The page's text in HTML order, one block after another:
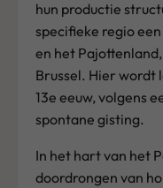
hun productie
specifieke regio
en het
Brussel. Hier wordt
13e eeuw, volgens
spontane gisting.
In het hart van het
doordrongen van